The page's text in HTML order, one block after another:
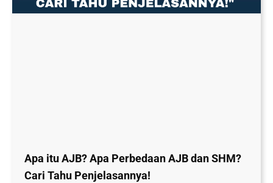
Apa itu AJB? Apa Perbedaan AJB dan SHM?
Cari Tahu Penjelasannya!